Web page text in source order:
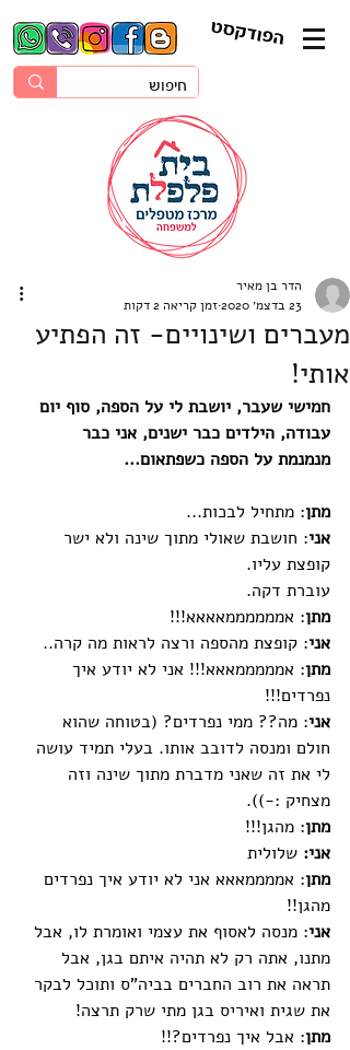
הפודקסט
מעברים ושינויים- זה הפתיע
אותי!
הדר בן מאיר
23 בדצמ׳ 2020
זמן קריאה 2 דקות
חמישי שעבר, יושבת לי על הספה, סוף יום
עבודה, הילדים כבר ישנים, אני כבר
מנמנמת על הספה כשפתאום...
מתן: מתחיל לבכות...
אני: חושבת שאולי מתוך שינה ולא ישר
קופצת עליו.
עוברת דקה.
מתן: אממממממאאאא!!!
אני: קופצת מהספה ורצה לראות מה קרה..
מתן: אמממממאאא!!! אני לא יודע איך
נפרדים!!!
אני: מה?? ממי נפרדים? (בטוחה שהוא
חולם ומנסה לדובב אותו. בעלי תמיד עושה
לי את זה שאני מדברת מתוך שינה וזה
מצחיק :-)).
מתן: מהגן!!!
אני: שלולית
מתן: אממממאאא אני לא יודע איך נפרדים
מהגן!!
אני: מנסה לאסוף את עצמי ואומרת לו, אבל
מתנו, אתה רק לא תהיה איתם בגן, אבל
תראה את רוב החברים בביה"ס ותוכל לבקר
את שגית ואיריס בגן מתי שרק תרצה!
מתן: אבל איך נפרדים?!!